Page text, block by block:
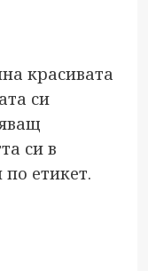
красивата
си
си в
етикет.